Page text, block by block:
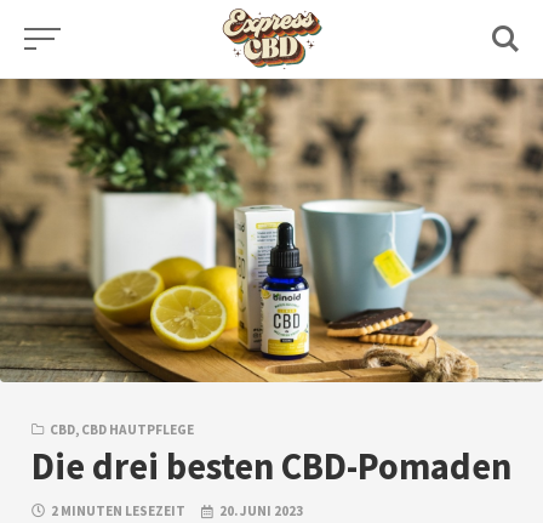
Skip
content
CBD, CBD HAUTPFLEGE
Die drei besten CBD-Pomaden
2 MINUTEN LESEZEIT 20. JUNI 2023